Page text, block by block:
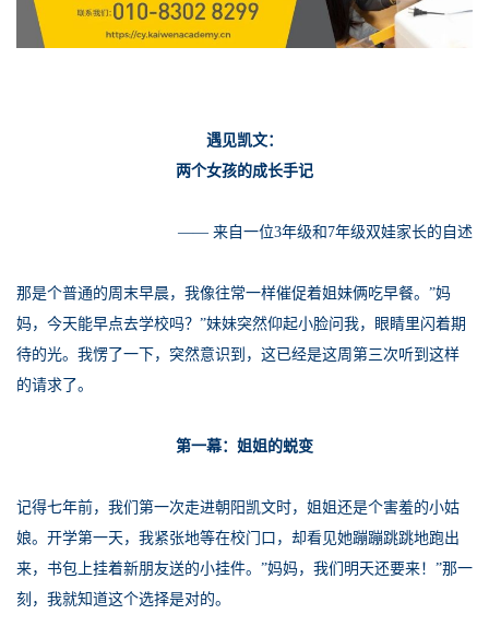
遇见凯文：
两个女孩的成长手记
—— 来自一位3年级和7年级双娃家长的自述
那是个普通的周末早晨，我像往常一样催促着姐妹俩吃早餐。”妈
妈，今天能早点去学校吗？”妹妹突然仰起小脸问我，眼睛里闪着期
待的光。我愣了一下，突然意识到，这已经是这周第三次听到这样
的请求了。
第一幕：姐姐的蜕变
记得七年前，我们第一次走进朝阳凯文时，姐姐还是个害羞的小姑
娘。开学第一天，我紧张地等在校门口，却看见她蹦蹦跳跳地跑出
来，书包上挂着新朋友送的小挂件。”妈妈，我们明天还要来！”那一
刻，我就知道这个选择是对的。